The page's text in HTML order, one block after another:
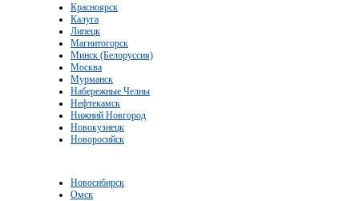
Красноярск
Калуга
Липецк
Магнитогорск
Минск (Белоруссия)
Москва
Мурманск
Набережные Челны
Нефтекамск
Нижний Новгород
Новокузнецк
Новоросийск
Новосибирск
Омск